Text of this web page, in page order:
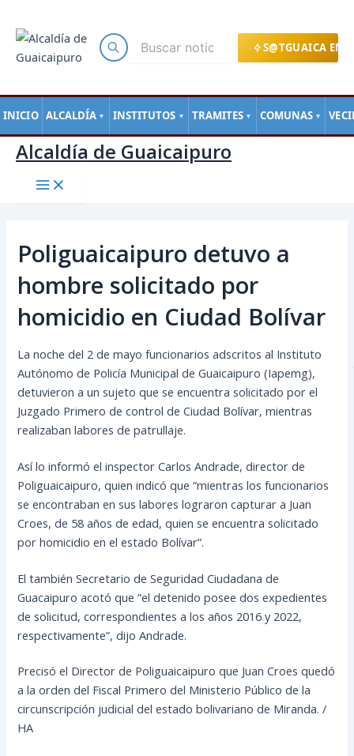
S@TGUAICA EN
INICIO ALCALDÍA ▼ INSTITUTOS ▼ TRAMITES ▼ COMUNAS ▼
contenido
Alcaldía de Guaicaipuro
Poliguaicaipuro detuvo a
hombre solicitado por
homicidio en Ciudad Bolívar
La noche del 2 de mayo funcionarios adscritos al Instituto
Autónomo de Policía Municipal de Guaicaipuro (Iapemg),
detuvieron a un sujeto que se encuentra solicitado por el
Juzgado Primero de control de Ciudad Bolívar, mientras
realizaban labores de patrullaje.
Así lo informó el inspector Carlos Andrade, director de
Poliguaicaipuro, quien indicó que “mientras los funcionarios
se encontraban en suslabores lograron capturar a Juan
Croes, de 58 años de edad, quien se encuentra solicitado
por homicidio en el estado Bolívar”.
El también Secretario de Seguridad Ciudadana de
Guacaipuro acotó que “el detenido posee dos expedientes
de solicitud, correspondientes a los años 2016 y 2022,
respectivamente”, dijo Andrade.
Precisó el Director de Poliguaicaipuro que Juan Croes quedó
a la orden del Fiscal Primero del Ministerio Público de la
circunscripción judicial del estado bolivariano de Miranda. /
HA
de
entradas